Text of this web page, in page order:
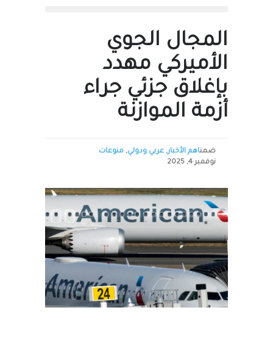
المجال الجوي
الأميركي مهدد
بإغلاق جزئي جراء
أزمة الموازنة
ضمناهم الأخبار, عربي ودولي, منوعات
نوفمبر 4, 2025